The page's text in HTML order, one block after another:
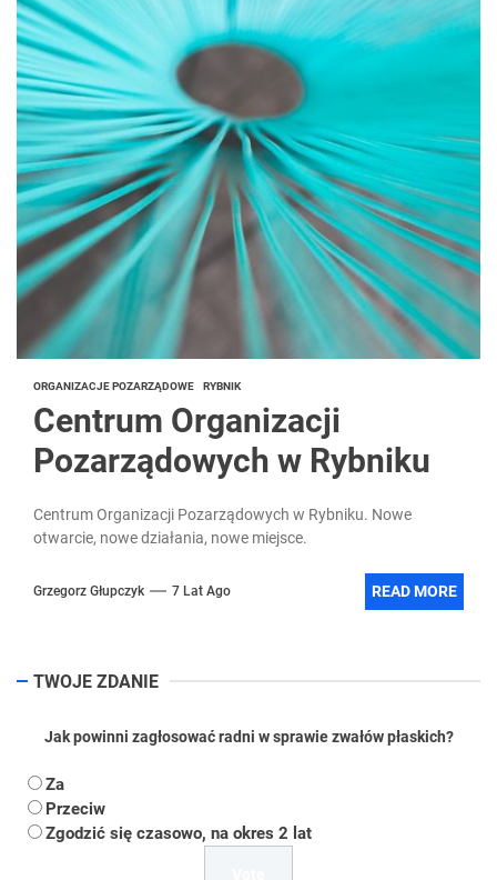
ORGANIZACJE POZARZĄDOWE RYBNIK
Centrum Organizacji
Pozarządowych w Rybniku
Centrum Organizacji Pozarządowych w Rybniku. Nowe
otwarcie, nowe działania, nowe miejsce.
Grzegorz Głupczyk 7 Lat Ago READ MORE
TWOJE ZDANIE
Jak powinni zagłosować radni w sprawie zwałów płaskich?
Za
Przeciw
Zgodzić się czasowo, na okres 2 lat